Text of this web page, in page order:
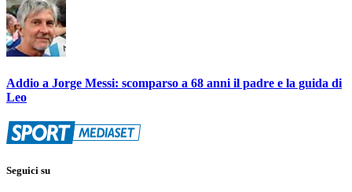
Addio a Jorge Messi: scomparso a 68 anni il padre e la guida di
Leo
Seguici su